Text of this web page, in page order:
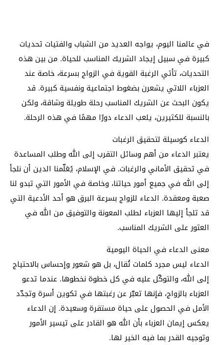
في عالمنا اليوم، يواجه العديد من الشباب والفتيات تحديات
كبيرة في سبيل إيجاد الشريك المناسب للحياة. من بين هذه
التحديات، تأتي الرغبة القوية في الزواج بسرعة، خاصة عند
العزباء اللاتي يشعرن بضغوط اجتماعية ونفسية كبيرة. قد
يكون البحث عن الشريك المناسب رحلة طويلة وشاقة، ولكن
بالنسبة للكثيرين، يلعب الدعاء دورًا مهمًا في هذه الرحلة.
الدعاء كوسيلة لتحقيق الرغبات
يعتبر الدعاء من أهم وسائل التقرب إلى الله وطلب المساعدة
في تحقيق الأماني والرغبات. في الإسلام، يُعَلّمنا الدين أن نلجأ
إلى الله في جميع أمور حياتنا، وخاصة في الأمور التي تبدو لنا
صعبة ومعقدة. الدعاء للزواج بسرعة البرق هو أحد الأدعية التي
قد تلجأ إليها العزباء لطلب المعونة والتوفيق من الله في
العثور على الشريك المناسب.
معنى الدعاء في الحياة اليومية
الدعاء ليس مجرد كلمات تُقال، بل هو شعور وإحساس بالاحتياج
إلى الله، والتوكّل عليه في كل خطوة نخطوها. عندما تدعو
العزباء بالزواج، فإنها تعبّر عن رغبتها في تكوين أسرة وتجدّد
الأمل في الحصول على حياة مستقرة وسعيدة. إن الدعاء
يعكس إيمان العزباء بأن الله هو القادر على تيسير الأمور
وتوجيه القدر بما فيه الخير لها.